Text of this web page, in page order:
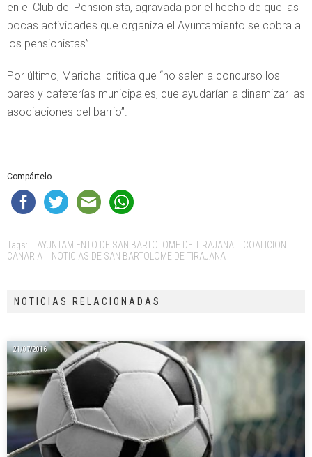
en el Club del Pensionista, agravada por el hecho de que las
pocas actividades que organiza el Ayuntamiento se cobra a
los pensionistas”.
Por último, Marichal critica que “no salen a concurso los
bares y cafeterías municipales, que ayudarían a dinamizar las
asociaciones del barrio”.
Compártelo ...
Tags: AYUNTAMIENTO DE SAN BARTOLOME DE TIRAJANA
COALICION
CANARIA
NOTICIAS DE SAN BARTOLOME DE TIRAJANA
NOTICIAS RELACIONADAS
21/07/2016